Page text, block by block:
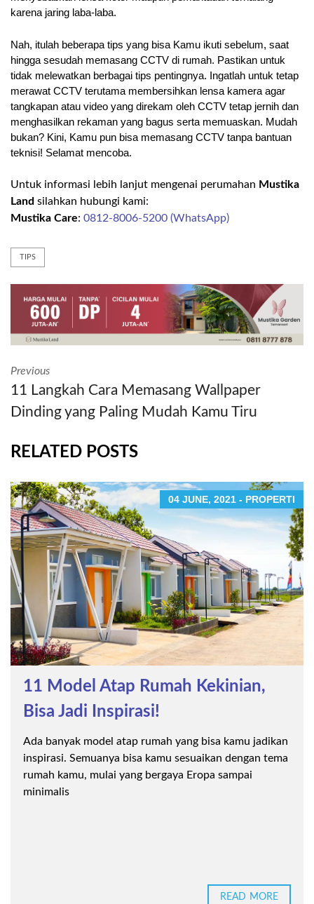
karena jaring laba-laba.
Nah, itulah beberapa tips yang bisa Kamu ikuti sebelum, saat
hingga sesudah memasang CCTV di rumah. Pastikan untuk
tidak melewatkan berbagai tips pentingnya. Ingatlah untuk tetap
merawat CCTV terutama membersihkan lensa kamera agar
tangkapan atau video yang direkam oleh CCTV tetap jernih dan
menghasilkan rekaman yang bagus serta memuaskan. Mudah
bukan? Kini, Kamu pun bisa memasang CCTV tanpa bantuan
teknisi! Selamat mencoba.
Untuk informasi lebih lanjut mengenai perumahan Mustika
Land silahkan hubungi kami:
Mustika Care: 0812-8006-5200 (WhatsApp)
TIPS
Previous
11 Langkah Cara Memasang Wallpaper
Dinding yang Paling Mudah Kamu Tiru
RELATED POSTS
04 JUNE, 2021 - PROPERTI
11 Model Atap Rumah Kekinian,
Bisa Jadi Inspirasi!
Ada banyak model atap rumah yang bisa kamu jadikan
inspirasi. Semuanya bisa kamu sesuaikan dengan tema
rumah kamu, mulai yang bergaya Eropa sampai
minimalis
READ MORE